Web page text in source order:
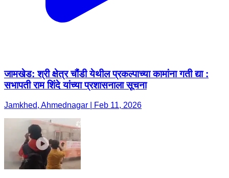
जामखेड: श्री क्षेत्र चौंडी येथील प्रकल्पाच्या कामांना गती द्या :
सभापती राम शिंदे यांच्या प्रशासनाला सूचना
Jamkhed, Ahmednagar | Feb 11, 2026